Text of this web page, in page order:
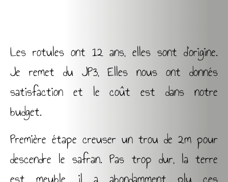
Les rotules ont 12 ans, elles sont d’origine.
Je remet du JP3, Elles nous ont donnés
satisfaction et le coût est dans notre
budget.
Première étape creuser un trou de 2m pour
descendre le safran. Pas trop dur, la terre